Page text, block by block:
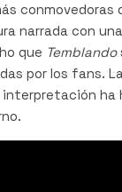
conmovedoras
narrada con
que Temblando
por los fans.
interpretación ha